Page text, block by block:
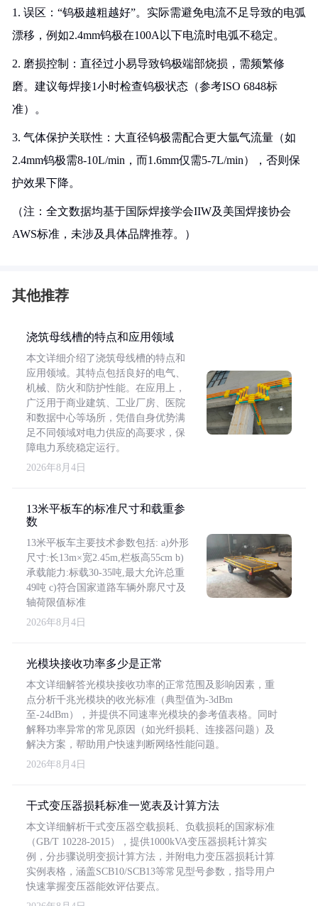
1. 误区：“钨极越粗越好”。实际需避免电流不足导致的电弧
漂移，例如2.4mm钨极在100A以下电流时电弧不稳定。
2. 磨损控制：直径过小易导致钨极端部烧损，需频繁修
磨。建议每焊接1小时检查钨极状态（参考ISO 6848标
准）。
3. 气体保护关联性：大直径钨极需配合更大氩气流量（如
2.4mm钨极需8-10L/min，而1.6mm仅需5-7L/min），否则保
护效果下降。
（注：全文数据均基于国际焊接学会IIW及美国焊接协会
AWS标准，未涉及具体品牌推荐。）
其他推荐
浇筑母线槽的特点和应用领域
本文详细介绍了浇筑母线槽的特点和
应用领域。其特点包括良好的电气、
机械、防火和防护性能。在应用上，
广泛用于商业建筑、工业厂房、医院
和数据中心等场所，凭借自身优势满
足不同领域对电力供应的高要求，保
障电力系统稳定运行。
2026年8月4日
13米平板车的标准尺寸和载重参
数
13米平板车主要技术参数包括: a)外形
尺寸:长13m×宽2.45m,栏板高55cm b)
承载能力:标载30-35吨,最大允许总重
49吨 c)符合国家道路车辆外廓尺寸及
轴荷限值标准
2026年8月4日
光模块接收功率多少是正常
本文详细解答光模块接收功率的正常范围及影响因素，重
点分析千兆光模块的收光标准（典型值为-3dBm
至-24dBm），并提供不同速率光模块的参考值表格。同时
解释功率异常的常见原因（如光纤损耗、连接器问题）及
解决方案，帮助用户快速判断网络性能问题。
2026年8月4日
干式变压器损耗标准一览表及计算方法
本文详细解析干式变压器空载损耗、负载损耗的国家标准
（GB/T 10228-2015），提供1000kVA变压器损耗计算实
例，分步骤说明变损计算方法，并附电力变压器损耗计算
实例表格，涵盖SCB10/SCB13等常见型号参数，指导用户
快速掌握变压器能效评估要点。